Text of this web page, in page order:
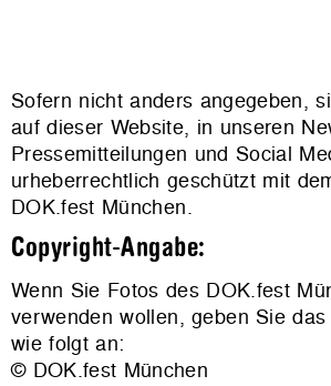
Sofern nicht anders angegeben,
auf dieser Website, in unseren
Pressemitteilungen und Social
urheberrechtlich geschützt mit
DOK.fest München.
Copyright-Angabe:
Wenn Sie Fotos des DOK.fest
verwenden wollen, geben Sie
wie folgt an:
© DOK.fest München